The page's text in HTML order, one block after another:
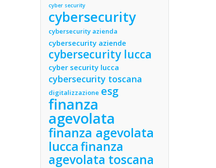
cyber security
cybersecurity
cybersecurity azienda
cybersecurity aziende
cybersecurity lucca
cyber security lucca
cybersecurity toscana
digitalizzazione esg
finanza
agevolata
finanza agevolata
luccafinanza
agevolata toscana